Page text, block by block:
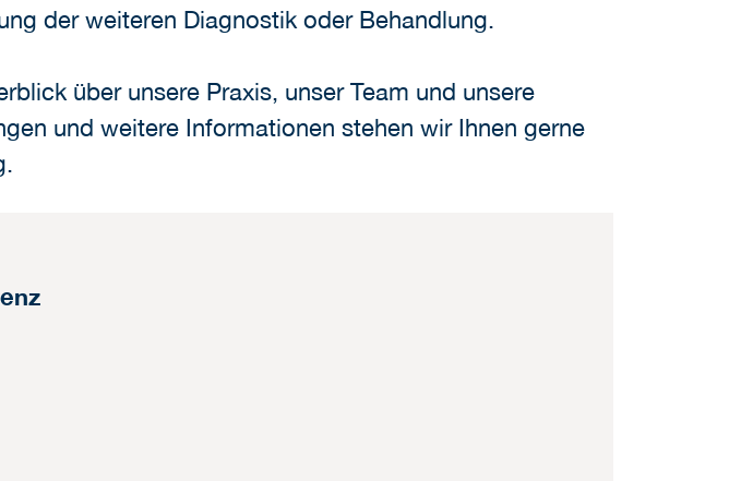
der weiteren Diagnostik oder Behandlung.
über unsere Praxis, unser Team und unsere
und weitere Informationen stehen wir Ihnen gerne